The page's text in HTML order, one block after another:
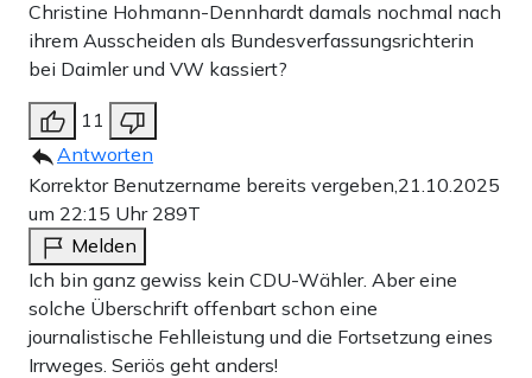
Christine Hohmann-Dennhardt damals nochmal nach
ihrem Ausscheiden als Bundesverfassungsrichterin
bei Daimler und VW kassiert?
11
Antworten
Korrektor Benutzername bereits vergeben, 21.10.2025
um 22:15 Uhr 289T
Melden
Ich bin ganz gewiss kein CDU-Wähler. Aber eine
solche Überschrift offenbart schon eine
journalistische Fehlleistung und die Fortsetzung eines
Irrweges. Seriös geht anders!